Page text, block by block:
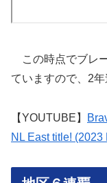
この時点でブレ
ていますので、2
【YOUTUBE】
NL East title!